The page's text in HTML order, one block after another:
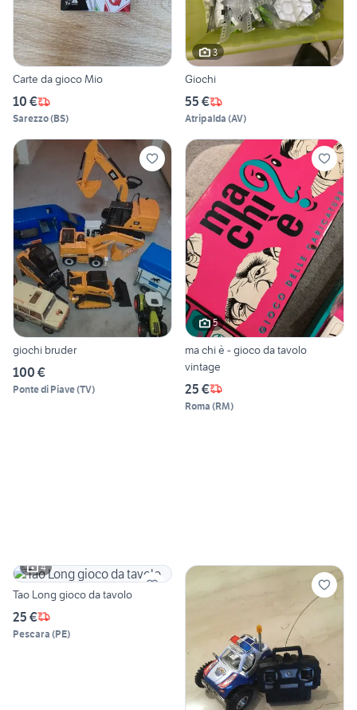
Carte da gioco Mio
10 €
Sarezzo(BS)
3
Giochi
55 €
Atripalda (AV)
giochi bruder
100 €
Ponte di Piave(TV)
5
ma chi è - gioco da tavolo
vintage
25 €
Roma (RM)
4
Tao Long gioco da tavolo
25 €
Pescara (PE)